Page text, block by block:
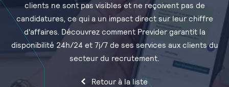
clients ne sont pas visibles et ne reçoivent pas de
candidatures, ce qui a un impact direct sur leur chiffre
d'affaires. Découvrez comment Previder garantit la
disponibilité 24h/24 et 7j/7 de ses services aux clients du
secteur du recrutement.
Retour à la liste